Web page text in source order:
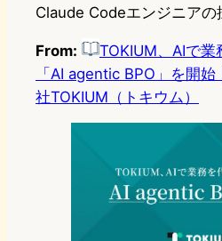
Claude Codeエンジニアの
From:
TOKIUM、AIで業
「AI agentic BPO」を開
社TOKIUM（トキウム）